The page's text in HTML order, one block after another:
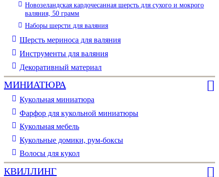
Новозеландская кардочесанная шерсть для сухого и мокрого
валяния, 50 грамм
Наборы шерсти для валяния
Шерсть мериноса для валяния
Инструменты для валяния
Декоративный материал
МИНИАТЮРА
Кукольная миниатюра
Фарфор для кукольной миниатюры
Кукольная мебель
Кукольные домики, рум-боксы
Волосы для кукол
КВИЛЛИНГ